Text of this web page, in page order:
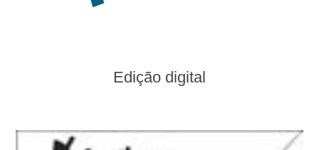
Edição digital